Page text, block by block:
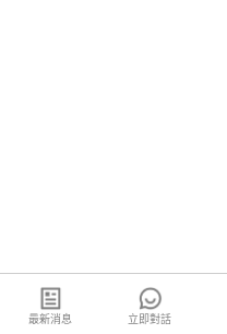
最新消息 立即對話